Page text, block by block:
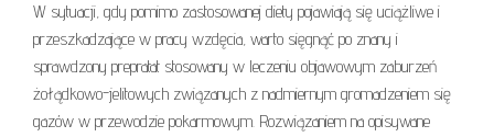
W sytuacji, gdy pomimo zastosowanej diety pojawiają się uciążliwe i
przeszkadzające w pracy wzdęcia, warto sięgnąć po znany i
sprawdzony prepratat stosowany w leczeniu objawowym zaburzeń
żołądkowo-jelitowych związanych z nadmiernym gromadzeniem się
gazów w przewodzie pokarmowym. Rozwiązaniem na opisywane